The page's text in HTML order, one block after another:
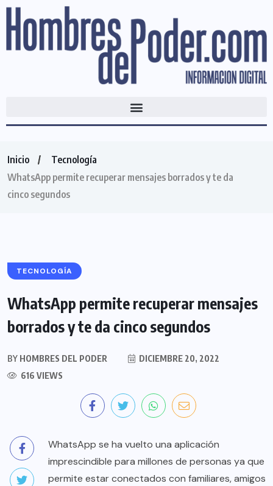
Inicio
Tecnología
WhatsApp permite recuperar mensajes borrados y te da
cinco segundos
TECNOLOGÍA
WhatsApp permite recuperar mensajes
borrados y te da cinco segundos
BY HOMBRES DEL PODER
DICIEMBRE 20, 2022
616 VIEWS
WhatsApp se ha vuelto una aplicación
imprescindible para millones de personas ya que
permite estar conectados con familiares, amigos